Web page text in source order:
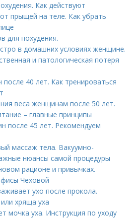
Как действуют
прыщей на теле. Как убрать
для похудения.
в домашних условиях женщине.
и патологическая потеря
40 лет. Как тренироваться
веса женщинам после 50 лет.
– главные принципы
после 45 лет. Рекомендуем
массаж тела. Вакуумно-
нюансы самой процедуры
рационе и привычках.
Чеховой
ухо после прокола.
хряща уха
мочка уха. Инструкция по уходу